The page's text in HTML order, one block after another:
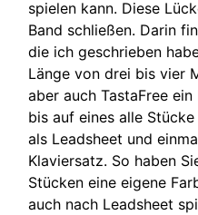
spielen kann. Diese
Band schließen. Darin
die ich geschrieben
Länge von drei bis vier
aber auch TastaFree
bis auf eines alle
als Leadsheet und
Klaviersatz. So haben
Stücken eine eigene
auch nach Leadsheet